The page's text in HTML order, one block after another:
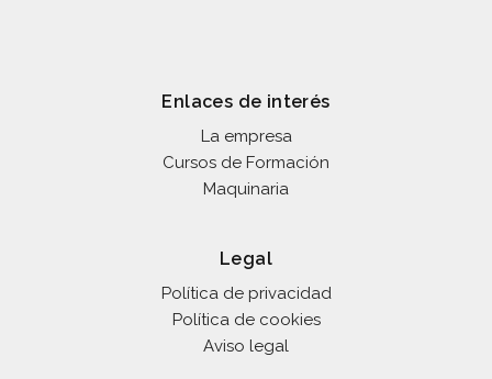
Enlaces de interés
La empresa
Cursos de Formación
Maquinaria
Legal
Política de privacidad
Política de cookies
Aviso legal